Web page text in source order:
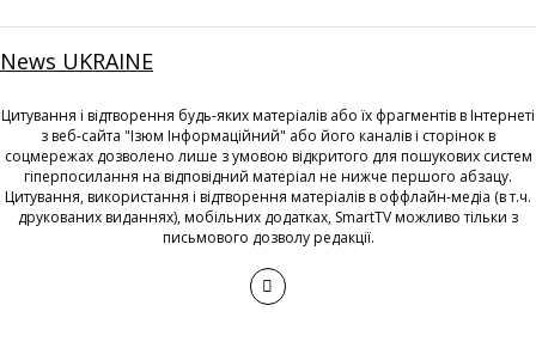
News UKRAINE
Цитування і відтворення будь-яких матеріалів або їх фрагментів в Інтернеті
з веб-сайта "Ізюм Інформаційний" або його каналів і сторінок в
соцмережах дозволено лише з умовою відкритого для пошукових систем
гіперпосилання на відповідний матеріал не нижче першого абзацу.
Цитування, використання і відтворення матеріалів в оффлайн-медіа (в т.ч.
друкованих виданнях), мобільних додатках, SmartTV можливо тільки з
письмового дозволу редакції.